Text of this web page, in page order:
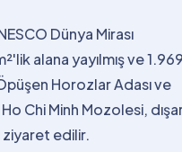
Dünya Mirası
alana yayılmış ve 1.969
Horozlar Adası ve
Chi Minh Mozolesi,
ziyaret edilir.